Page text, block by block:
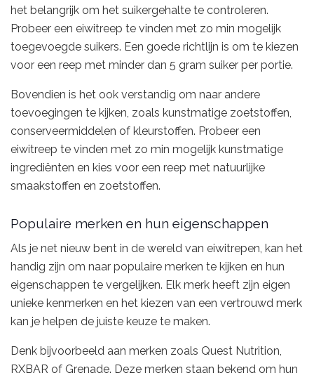
het belangrijk om het suikergehalte te controleren.
Probeer een eiwitreep te vinden met zo min mogelijk
toegevoegde suikers. Een goede richtlijn is om te kiezen
voor een reep met minder dan 5 gram suiker per portie.
Bovendien is het ook verstandig om naar andere
toevoegingen te kijken, zoals kunstmatige zoetstoffen,
conserveermiddelen of kleurstoffen. Probeer een
eiwitreep te vinden met zo min mogelijk kunstmatige
ingrediënten en kies voor een reep met natuurlijke
smaakstoffen en zoetstoffen.
Populaire merken en hun eigenschappen
Als je net nieuw bent in de wereld van eiwitrepen, kan het
handig zijn om naar populaire merken te kijken en hun
eigenschappen te vergelijken. Elk merk heeft zijn eigen
unieke kenmerken en het kiezen van een vertrouwd merk
kan je helpen de juiste keuze te maken.
Denk bijvoorbeeld aan merken zoals Quest Nutrition,
RXBAR of Grenade. Deze merken staan bekend om hun